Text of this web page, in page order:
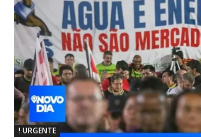
! URGENTE